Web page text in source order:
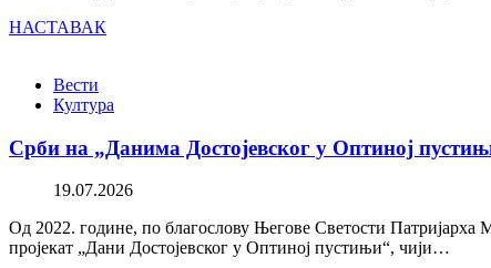
НАСТАВАК
Вести
Култура
Срби на „Данима Достојевског у Оптиној
19.07.2026
Од 2022. године, по благослову Његове Светости Патријарха
пројекат „Дани Достојевског у Оптиној пустињи“, чији…